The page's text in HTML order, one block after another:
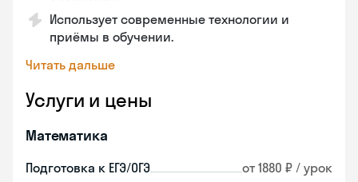
Использует современные технологии и
приёмы в обучении.
Читать дальше
Услуги и цены
Математика
Подготовка к ЕГЭ/ОГЭ от 1880 ₽ / урок